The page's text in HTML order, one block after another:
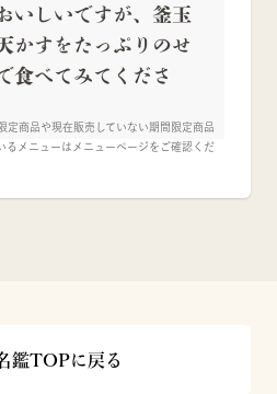
いしいですが、釜玉
かすをたっぷりのせ
食べてみてくださ
定商品や現在販売していない期間限定商品
るメニューはメニューページをご確認くだ
鑑TOPに戻る